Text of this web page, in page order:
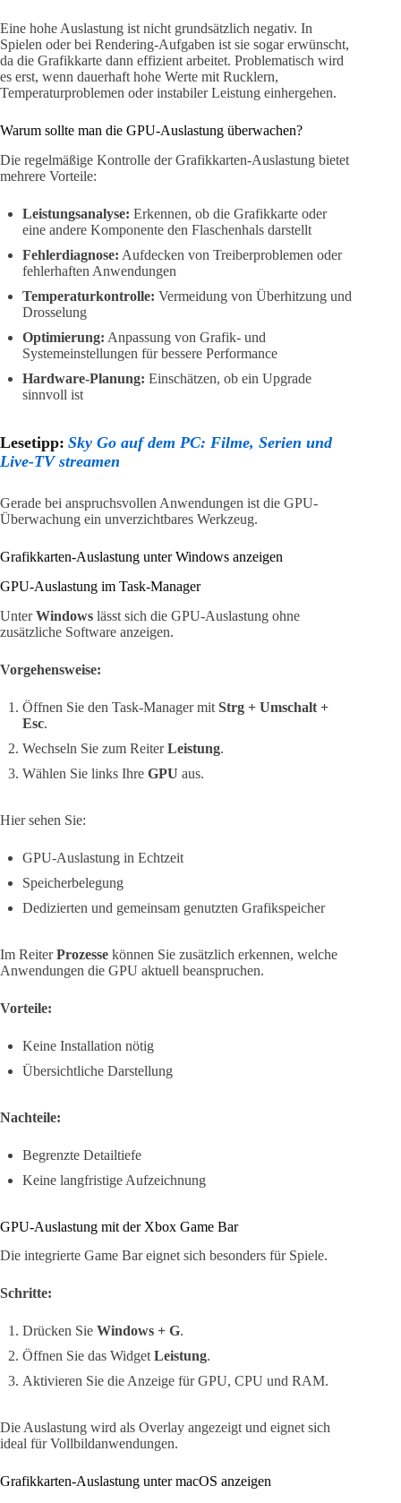
Eine hohe Auslastung ist nicht grundsätzlich negativ. In
Spielen oder bei Rendering-Aufgaben ist sie sogar erwünscht,
da die Grafikkarte dann effizient arbeitet. Problematisch wird
es erst, wenn dauerhaft hohe Werte mit Rucklern,
Temperaturproblemen oder instabiler Leistung einhergehen.
Warum sollte man die GPU-Auslastung überwachen?
Die regelmäßige Kontrolle der Grafikkarten-Auslastung bietet
mehrere Vorteile:
Leistungsanalyse: Erkennen, ob die Grafikkarte oder
eine andere Komponente den Flaschenhals darstellt
Fehlerdiagnose: Aufdecken von Treiberproblemen oder
fehlerhaften Anwendungen
Temperaturkontrolle: Vermeidung von Überhitzung und
Drosselung
Optimierung: Anpassung von Grafik- und
Systemeinstellungen für bessere Performance
Hardware-Planung: Einschätzen, ob ein Upgrade
sinnvoll ist
Lesetipp: Sky Go auf dem PC: Filme, Serien und
Live-TV streamen
Gerade bei anspruchsvollen Anwendungen ist die GPU-
Überwachung ein unverzichtbares Werkzeug.
Grafikkarten-Auslastung unter Windows anzeigen
GPU-Auslastung im Task-Manager
UnterWindows lässt sich die GPU-Auslastung ohne
zusätzliche Software anzeigen.
Vorgehensweise:
Öffnen Sie den Task-Manager mit Strg + Umschalt +
Esc.
Wechseln Sie zum ReiterLeistung.
Wählen Sie links Ihre GPU aus.
Hier sehen Sie:
GPU-Auslastung in Echtzeit
Speicherbelegung
Dedizierten und gemeinsam genutzten Grafikspeicher
Im ReiterProzesse können Sie zusätzlich erkennen, welche
Anwendungen die GPU aktuell beanspruchen.
Vorteile:
Keine Installation nötig
Übersichtliche Darstellung
Nachteile:
Begrenzte Detailtiefe
Keine langfristige Aufzeichnung
GPU-Auslastung mit der Xbox Game Bar
Die integrierte Game Bar eignet sich besonders für Spiele.
Schritte:
Drücken Sie Windows + G.
Öffnen Sie das Widget Leistung.
Aktivieren Sie die Anzeige für GPU, CPU und RAM.
Die Auslastung wird als Overlay angezeigt und eignet sich
ideal für Vollbildanwendungen.
Grafikkarten-Auslastung unter macOS anzeigen